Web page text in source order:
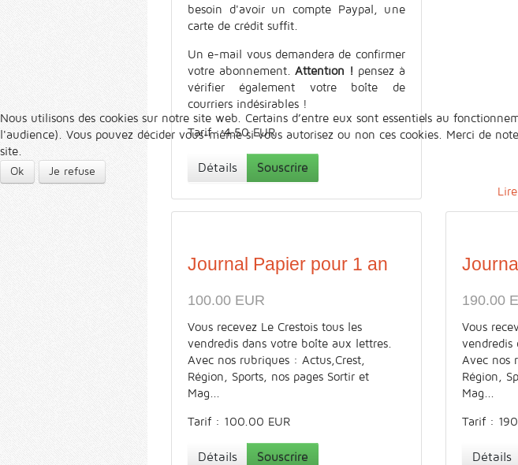
besoin d'avoir un compte Paypal, une
carte de crédit suffit.
Un e-mail vous demandera de confirmer
votre abonnement. Attention ! pensez à
vérifier également votre boîte de
courriers indésirables !
Tarif : 4.50 EUR
Détails Souscrire
Journal Papier pour 1 an
100.00 EUR
Vous recevez Le Crestois tous les
vendredis dans votre boîte aux lettres.
Avec nos rubriques : Actus,Crest,
Région, Sports, nos pages Sortir et
Mag...
Tarif : 100.00 EUR
Détails Souscrire
190.00
Vous
vendredis
Avec nos
Région,
Mag...
Tarif :
Détails
Nous utilisons des cookies sur notre site web. Certains d’entre eux sont essentiels au
l'audience). Vous pouvez décider vous-même si vous autorisez ou non ces cookies. Merci de
site.
Ok Je refuse